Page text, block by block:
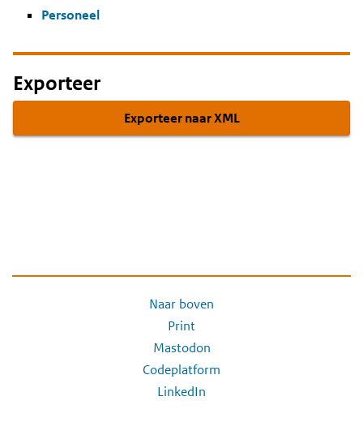
Personeel
Exporteer
Exporteer naar XML
Naar boven
Print
Mastodon
Codeplatform
LinkedIn